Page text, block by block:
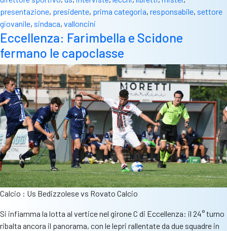
presentazione, presidente, prima categoria, responsabile, settore
giovanile, sindaca, valloncini
Eccellenza: Farimbella e Scidone
fermano le capoclasse
Calcio : Us Bedizzolese vs Rovato Calcio
Si infiamma la lotta al vertice nel girone C di Eccellenza: il 24° turno
ribalta ancora il panorama, con le lepri rallentate da due squadre in